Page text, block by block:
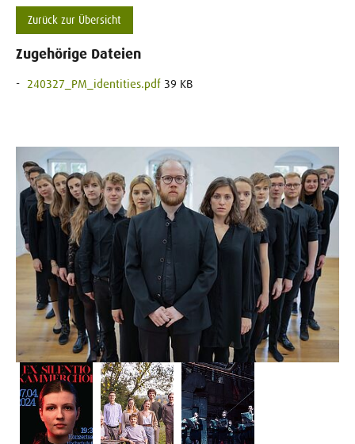
Zurück zur Übersicht
Zugehörige Dateien
240327_PM_identities.pdf 39 KB